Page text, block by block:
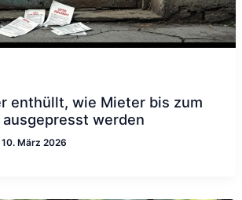
enthüllt, wie Mieter bis zum
werden
10. März 2026